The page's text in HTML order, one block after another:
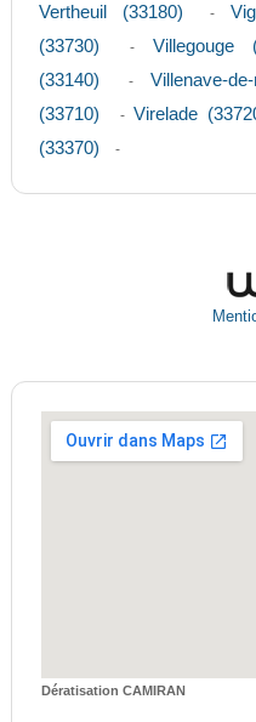
Vertheuil (33180) -
(33730)
- Villegouge
(33140)
- Villenave-
(33710)
- Virelade
(33370)
-
Dératisation CAMIRAN